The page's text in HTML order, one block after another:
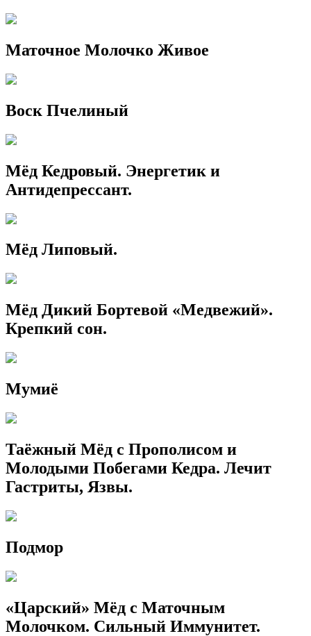
Маточное Молочко Живое
Воск Пчелиный
Мёд Кедровый. Энергетик и
Антидепрессант.
Мёд Липовый.
Мёд Дикий Бортевой «Медвежий».
Крепкий сон.
Мумиё
Таёжный Мёд с Прополисом и
Молодыми Побегами Кедра. Лечит
Гастриты, Язвы.
Подмор
«Царский» Мёд с Маточным
Молочком. Сильный Иммунитет.